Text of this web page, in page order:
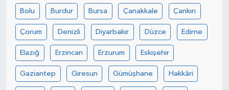
Bolu Burdur Bursa Çanakkale Çankırı
Çorum Denizli Diyarbakır Düzce Edirne
Elazığ Erzincan Erzurum Eskişehir
Gaziantep Giresun Gümüşhane Hakkâri